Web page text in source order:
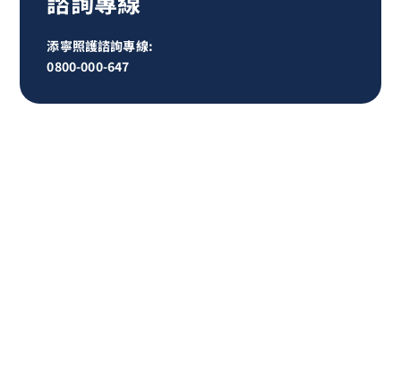
添寧照護諮詢專線:
0800-000-647